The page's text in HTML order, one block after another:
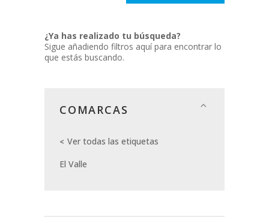
¿Ya has realizado tu búsqueda?
Sigue añadiendo filtros aquí para encontrar lo
que estás buscando.
COMARCAS
Ver todas las etiquetas
El Valle